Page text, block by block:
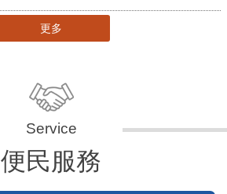
更多
便民服務